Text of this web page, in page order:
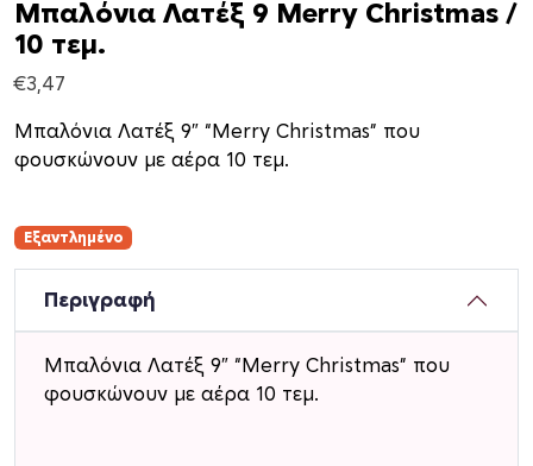
Μπαλόνια Λατέξ 9 Merry Christmas /
10 τεμ.
€3,47
Μπαλόνια Λατέξ 9″ “Merry Christmas” που
φουσκώνουν με αέρα 10 τεμ.
Εξαντλημένο
Περιγραφή
Μπαλόνια Λατέξ 9″ “Merry Christmas” που
φουσκώνουν με αέρα 10 τεμ.